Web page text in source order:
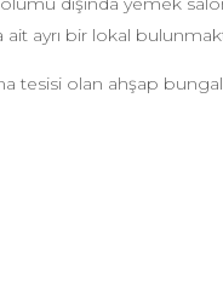
ayrı bir lokal
tesisi olan ahşap